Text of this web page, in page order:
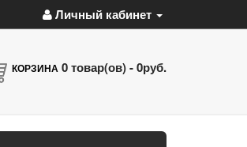
Личный кабинет
КОРЗИНА 0товар(ов) -0руб.